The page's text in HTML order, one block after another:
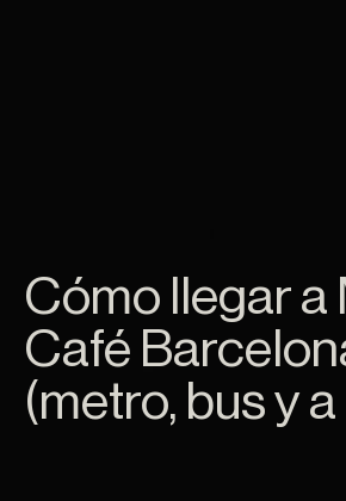
Cómo llegar a
Café
(metro, bus y a